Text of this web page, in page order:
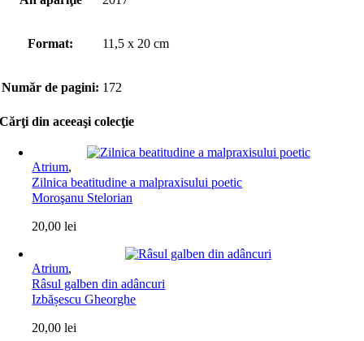
Format: 11,5 x 20 cm
Număr de pagini: 172
Cărţi din aceeaşi colecţie
Atrium,
Zilnica beatitudine a malpraxisului poetic
Moroşanu Stelorian
20,00lei
Atrium,
Râsul galben din adâncuri
Izbășescu Gheorghe
20,00lei